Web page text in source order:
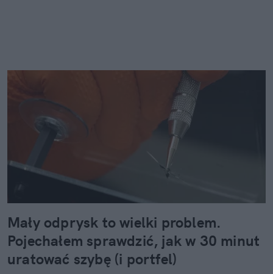
Mały odprysk to wielki problem.
Pojechałem sprawdzić, jak w 30 minut
uratować szybę (i portfel)